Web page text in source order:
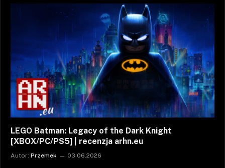
LEGO Batman: Legacy of the Dark Knight
[XBOX/PC/PS5] | recenzja arhn.eu
Autor: Przemek 03.06.2026